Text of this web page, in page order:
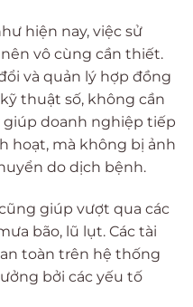
hiện nay, việc sử
vô cùng cần thiết.
và quản lý hợp đồng
thuật số, không cần
doanh nghiệp tiếp
hoạt, mà không bị ảnh
do dịch bệnh.
giúp vượt qua các
bão, lũ lụt. Các tài
toàn trên hệ thống
bởi các yếu tố